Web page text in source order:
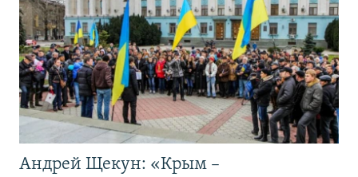
Андрей Щекун: «Крым –